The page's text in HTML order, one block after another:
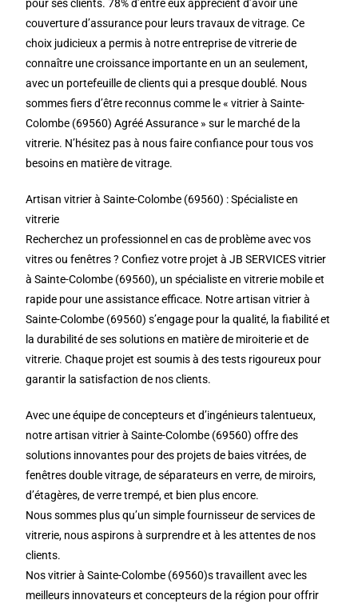
pour ses clients. 78% d’entre eux apprécient d’avoir une
couverture d’assurance pour leurs travaux de vitrage. Ce
choix judicieux a permis à notre entreprise de vitrerie de
connaître une croissance importante en un an seulement,
avec un portefeuille de clients qui a presque doublé. Nous
sommes fiers d’être reconnus comme le « vitrier à Sainte-
Colombe (69560) Agréé Assurance » sur le marché de la
vitrerie. N’hésitez pas à nous faire confiance pour tous vos
besoins en matière de vitrage.
Artisan vitrier à Sainte-Colombe (69560) : Spécialiste en
vitrerie
Recherchez un professionnel en cas de problème avec vos
vitres ou fenêtres ? Confiez votre projet à JB SERVICES vitrier
à Sainte-Colombe (69560), un spécialiste en vitrerie mobile et
rapide pour une assistance efficace. Notre artisan vitrier à
Sainte-Colombe (69560) s’engage pour la qualité, la fiabilité et
la durabilité de ses solutions en matière de miroiterie et de
vitrerie. Chaque projet est soumis à des tests rigoureux pour
garantir la satisfaction de nos clients.
Avec une équipe de concepteurs et d’ingénieurs talentueux,
notre artisan vitrier à Sainte-Colombe (69560) offre des
solutions innovantes pour des projets de baies vitrées, de
fenêtres double vitrage, de séparateurs en verre, de miroirs,
d’étagères, de verre trempé, et bien plus encore.
Nous sommes plus qu’un simple fournisseur de services de
vitrerie, nous aspirons à surprendre et à les attentes de nos
clients.
Nos vitrier à Sainte-Colombe (69560)s travaillent avec les
meilleurs innovateurs et concepteurs de la région pour offrir